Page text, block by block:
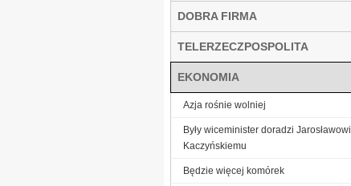
DOBRA FIRMA
TELERZECZPOSPOLITA
EKONOMIA
Azja rośnie wolniej
Były wiceminister doradzi Jarosławowi
Kaczyńskiemu
Będzie więcej komórek